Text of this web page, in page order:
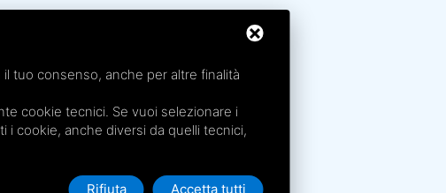
Terme Felsinee
Terme dell’Agriturismo - Villaggio della Salute Più
Terme Acquabios
tuo consenso, anche per altre finalità
cookie tecnici. Se vuoi selezionare i
i cookie, anche diversi da quelli tecnici,
Rifiuta Accetta tutti